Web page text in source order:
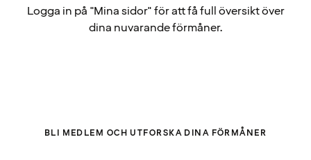
Logga in på "Mina sidor" för att få full översikt över
dina nuvarande förmåner.
BLI MEDLEM OCH UTFORSKA DINA FÖRMÅNER